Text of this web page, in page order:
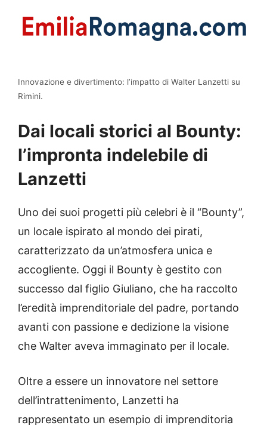
Innovazione e divertimento: l’impatto di Walter Lanzetti su
Rimini.
Dai locali storici al Bounty:
l’impronta indelebile di
Lanzetti
Uno dei suoi progetti più celebri è il “Bounty”,
un locale ispirato al mondo dei pirati,
caratterizzato da un’atmosfera unica e
accogliente. Oggi il Bounty è gestito con
successo dal figlio Giuliano, che ha raccolto
l’eredità imprenditoriale del padre, portando
avanti con passione e dedizione la visione
che Walter aveva immaginato per il locale.
Oltre a essere un innovatore nel settore
dell’intrattenimento, Lanzetti ha
rappresentato un esempio di imprenditoria